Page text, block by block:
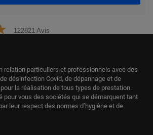
122821 Avis
relation particuliers et professionnels avec des
désinfection Covid, de dépannage et de
la réalisation de tous types de prestation.
pour vous des sociétés qui se démarquent tant
leur respect des normes d’hygiène et de